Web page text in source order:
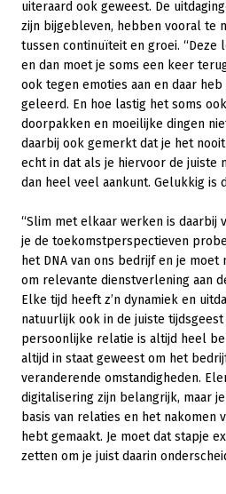
uiteraard ook geweest. De
zijn bijgebleven, hebben vooral te
tussen continuïteit en groei. “Deze
en dan moet je soms een keer
ook tegen emoties aan en daar
geleerd. En hoe lastig het soms
doorpakken en moeilijke dingen
daarbij ook gemerkt dat je het
echt in dat als je hiervoor de juiste
dan heel veel aankunt. Gelukkig is
“Slim met elkaar werken is daarbij
je de toekomstperspectieven
het DNA van ons bedrijf en je
om relevante dienstverlening aan
Elke tijd heeft z’n dynamiek en
natuurlijk ook in de juiste tijdsgeest
persoonlijke relatie is altijd heel
altijd in staat geweest om het
veranderende omstandigheden.
digitalisering zijn belangrijk, maar
basis van relaties en het nakomen
hebt gemaakt. Je moet dat stapje
zetten om je juist daarin